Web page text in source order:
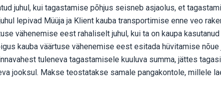
juhul, kui tagastamise põhjus seisneb asjaolus, et
lepivad Müüja ja Klient kauba transportimise enne veo
vähenemise eest rahaliselt juhul, kui ta on kaupa
kauba väärtuse vähenemise eest esitada hüvitamise
tuleneva tagastamisele kuuluva summa, jättes
jooksul. Makse teostatakse samale pangakontole, millele